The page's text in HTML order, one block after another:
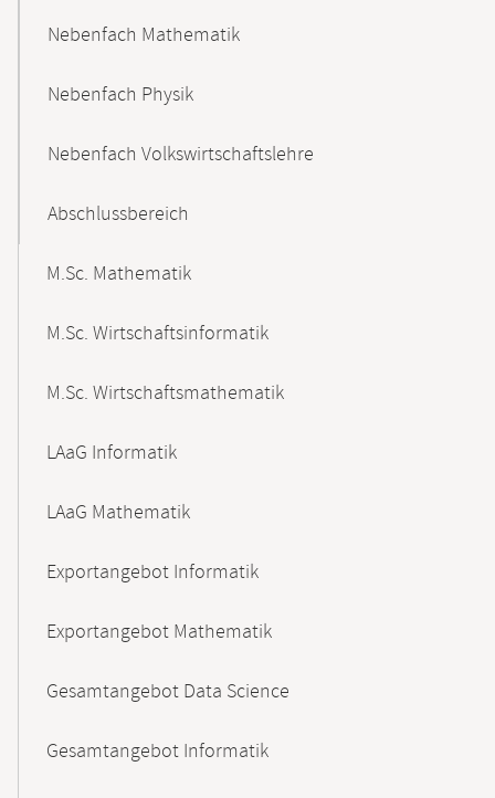
Nebenfach Mathematik
Nebenfach Physik
Nebenfach Volkswirtschaftslehre
Abschlussbereich
M.Sc. Mathematik
M.Sc. Wirtschaftsinformatik
M.Sc. Wirtschaftsmathematik
LAaG Informatik
LAaG Mathematik
Exportangebot Informatik
Exportangebot Mathematik
Gesamtangebot Data Science
Gesamtangebot Informatik